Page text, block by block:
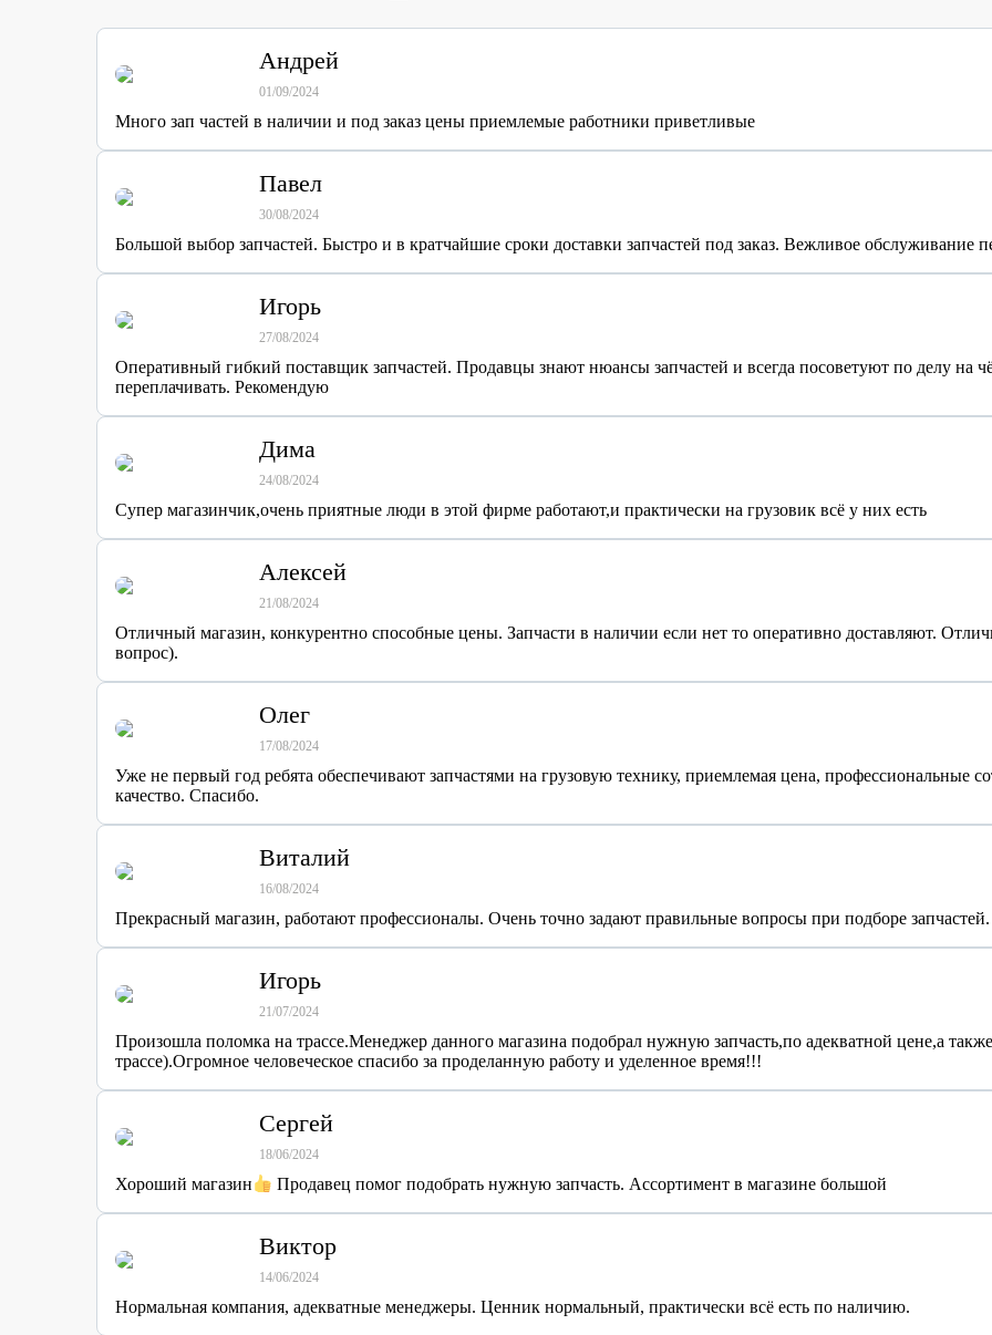
Андрей
01/09/2024
Много зап частей в наличии и под заказ цены приемлемые работники приветливые
Павел
30/08/2024
Большой выбор запчастей. Быстро и в кратчайшие сроки доставки запчастей под заказ. Вежливое обслуживание
Игорь
27/08/2024
Оперативный гибкий поставщик запчастей. Продавцы знают нюансы запчастей и всегда посоветуют по делу на
переплачивать. Рекомендую
Дима
24/08/2024
Супер магазинчик,очень приятные люди в этой фирме работают,и практически на грузовик всё у них есть
Алексей
21/08/2024
Отличный магазин, конкурентно способные цены. Запчасти в наличии если нет то оперативно доставляют.
вопрос).
Олег
17/08/2024
Уже не первый год ребята обеспечивают запчастями на грузовую технику, приемлемая цена, профессиональные
качество. Спасибо.
Виталий
16/08/2024
Прекрасный магазин, работают профессионалы. Очень точно задают правильные вопросы при подборе
Игорь
21/07/2024
Произошла поломка на трассе.Менеджер данного магазина подобрал нужную запчасть,по адекватной цене,а
трассе).Огромное человеческое спасибо за проделанную работу и уделенное время!!!
Сергей
18/06/2024
Хороший магазин Продавец помог подобрать нужную запчасть. Ассортимент в магазине большой
Виктор
14/06/2024
Нормальная компания, адекватные менеджеры. Ценник нормальный, практически всё есть по наличию.